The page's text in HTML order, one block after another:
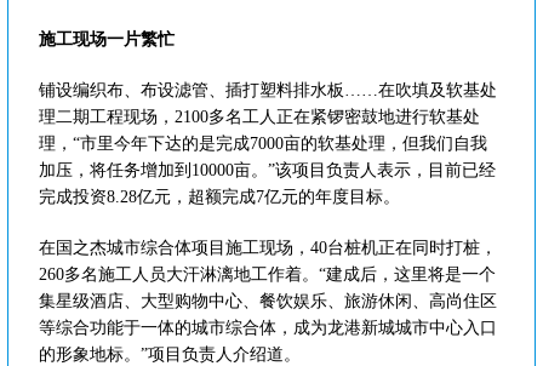
施工现场一片繁忙
铺设编织布、布设滤管、插打塑料排水板……在吹填及软基处
理二期工程现场，2100多名工人正在紧锣密鼓地进行软基处
理，“市里今年下达的是完成7000亩的软基处理，但我们自我
加压，将任务增加到10000亩。”该项目负责人表示，目前已经
完成投资8.28亿元，超额完成7亿元的年度目标。
在国之杰城市综合体项目施工现场，40台桩机正在同时打桩，
260多名施工人员大汗淋漓地工作着。“建成后，这里将是一个
集星级酒店、大型购物中心、餐饮娱乐、旅游休闲、高尚住区
等综合功能于一体的城市综合体，成为龙港新城城市中心入口
的形象地标。”项目负责人介绍道。